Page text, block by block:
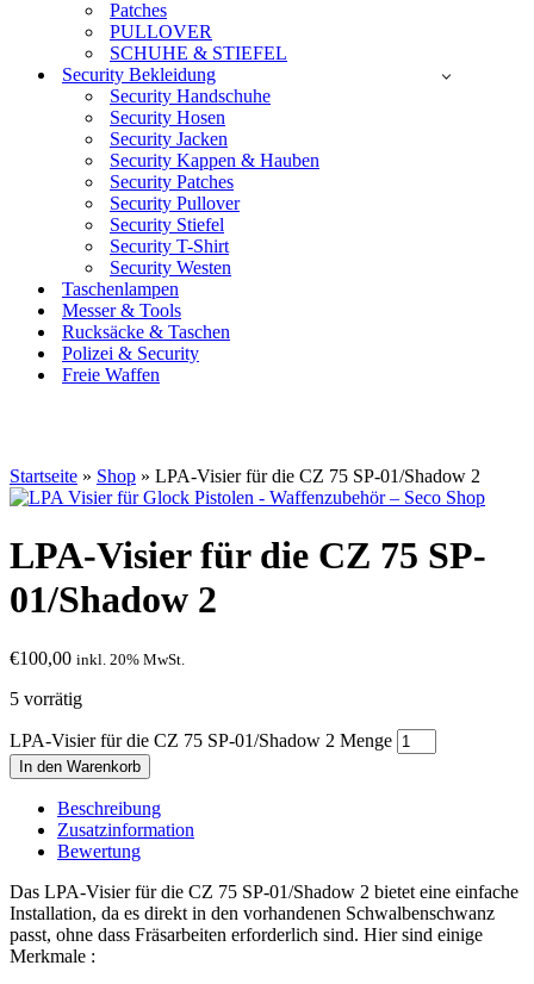
Patches
PULLOVER
SCHUHE & STIEFEL
Security Bekleidung
Security Handschuhe
Security Hosen
Security Jacken
Security Kappen & Hauben
Security Patches
Security Pullover
Security Stiefel
Security T-Shirt
Security Westen
Taschenlampen
Messer & Tools
Rucksäcke & Taschen
Polizei & Security
Freie Waffen
Startseite » Shop » LPA-Visier für die CZ 75 SP-01/Shadow 2
LPA-Visier für die CZ 75 SP-
01/Shadow 2
€100,00 inkl. 20% MwSt.
5 vorrätig
LPA-Visier für die CZ 75 SP-01/Shadow 2 Menge
In den Warenkorb
Beschreibung
Zusatzinformation
Bewertung
Das LPA-Visier für die CZ 75 SP-01/Shadow 2 bietet eine einfache
Installation, da es direkt in den vorhandenen Schwalbenschwanz
passt, ohne dass Fräsarbeiten erforderlich sind. Hier sind einige
Merkmale :